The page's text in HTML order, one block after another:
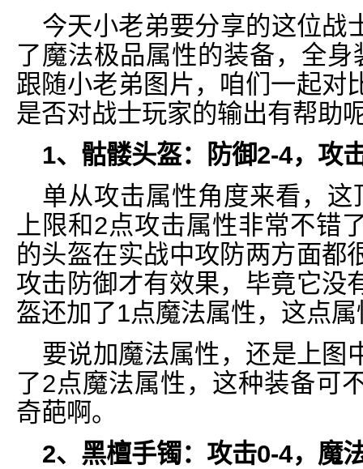
今天小老弟要分享的这位战
了魔法极品属性的装备，全
跟随小老弟图片，咱们一起对
是否对战士玩家的输出有帮助
1、骷髅头盔：防御2-4，攻
单从攻击属性角度来看，
上限和2点攻击属性非常不错
的头盔在实战中攻防两方面都
攻击防御才有效果，毕竟它没
盔还加了1点魔法属性，这点
要说加魔法属性，还是上图
了2点魔法属性，这种装备可
奇葩啊。
2、黑檀手镯：攻击0-4，魔